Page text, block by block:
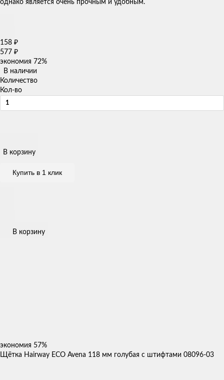
однако является очень прочным и удобным.
158 ₽
577 ₽
экономия 72%
В наличии
Количество
Кол-во
В корзину
Купить в 1 клик
В корзину
экономия 57%
Щётка Hairway ECO Avena 118 мм голубая с штифтами 08096-03